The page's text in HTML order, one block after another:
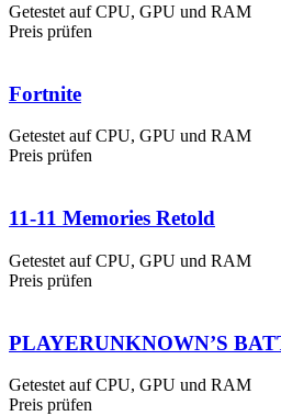
Getestet auf CPU, GPU und RAM
Preis prüfen
Fortnite
Getestet auf CPU, GPU und RAM
Preis prüfen
11-11 Memories Retold
Getestet auf CPU, GPU und RAM
Preis prüfen
PLAYERUNKNOWN’S
Getestet auf CPU, GPU und RAM
Preis prüfen